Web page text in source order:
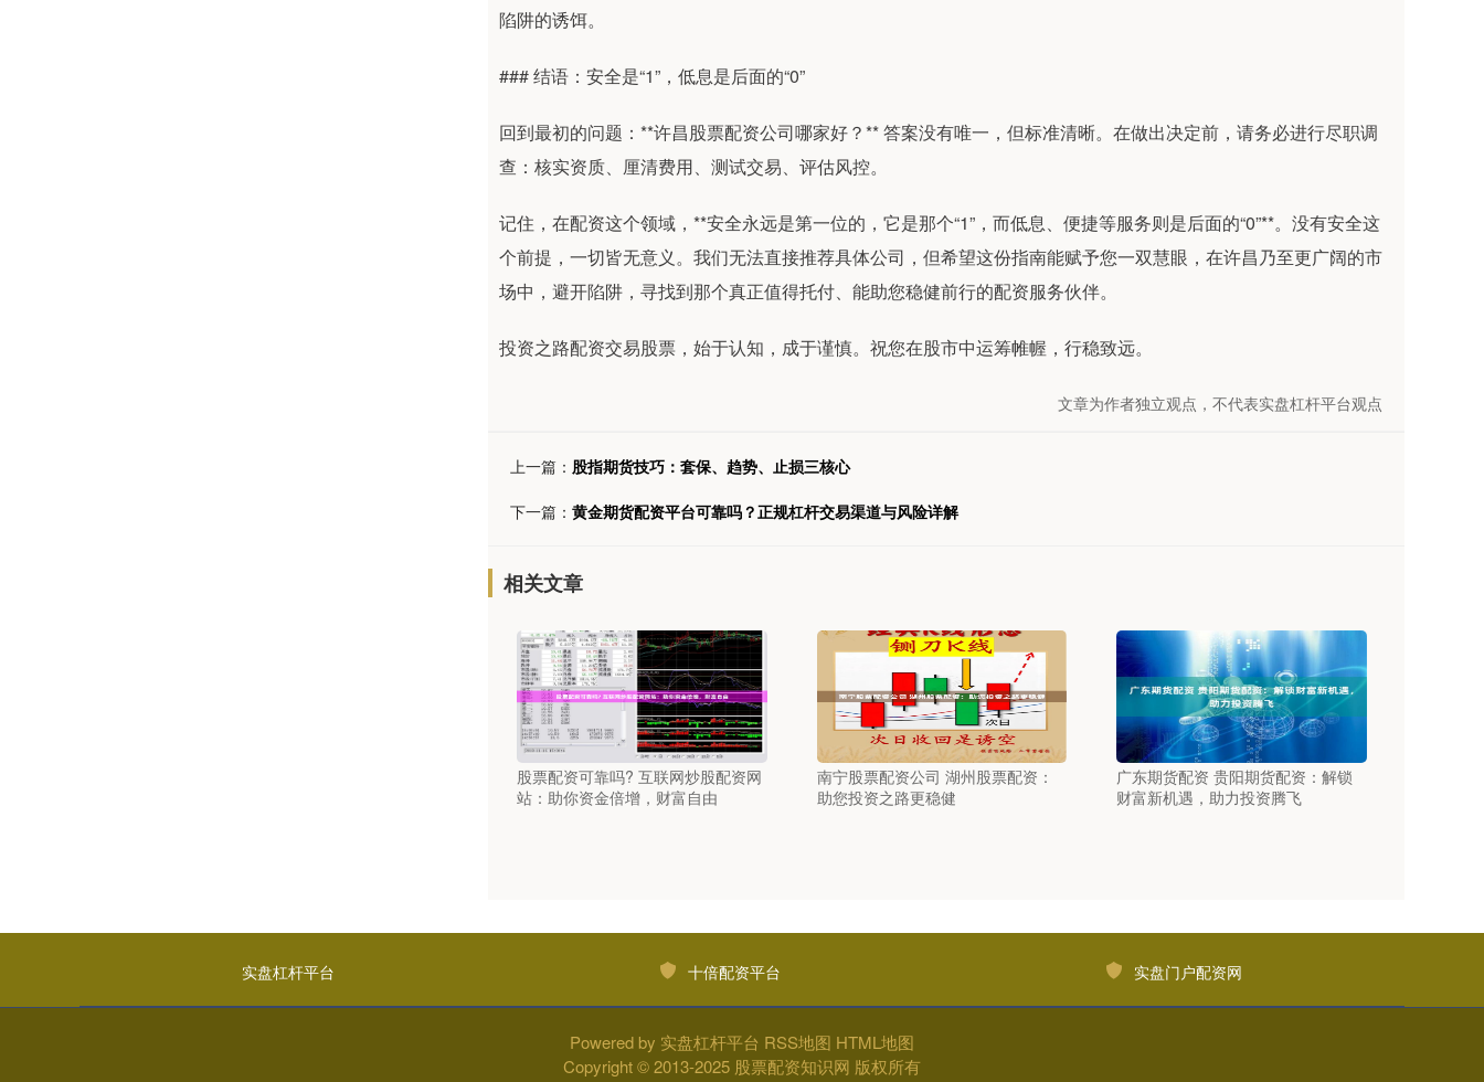
陷阱的诱饵。
### 结语：安全是“1”，低息是后面的“0”
回到最初的问题：**许昌股票配资公司哪家好？** 答案没有唯一，但标准清晰。在做出决定前，请务必进行尽职调
查：核实资质、厘清费用、测试交易、评估风控。
记住，在配资这个领域，**安全永远是第一位的，它是那个“1”，而低息、便捷等服务则是后面的“0”**。没有安全这
个前提，一切皆无意义。我们无法直接推荐具体公司，但希望这份指南能赋予您一双慧眼，在许昌乃至更广阔的市
场中，避开陷阱，寻找到那个真正值得托付、能助您稳健前行的配资服务伙伴。
投资之路配资交易股票，始于认知，成于谨慎。祝您在股市中运筹帷幄，行稳致远。
文章为作者独立观点，不代表实盘杠杆平台观点
上一篇： 股指期货技巧：套保、趋势、止损三核心
下一篇： 黄金期货配资平台可靠吗？正规杠杆交易渠道与风险详解
相关文章
股票配资可靠吗? 互联网炒股配资网
站：助你资金倍增，财富自由
南宁股票配资公司 湖州股票配资：
助您投资之路更稳健
广东期货配资 贵阳期货配资：解锁
财富新机遇，助力投资腾飞
实盘杠杆平台 十倍配资平台 实盘门户配资网
Powered by 实盘杠杆平台 RSS地图 HTML地图
Copyright© 2013-2025 股票配资知识网 版权所有